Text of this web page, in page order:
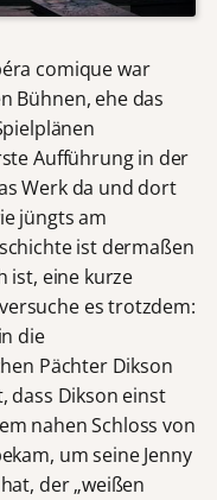
comique war
Bühnen, ehe das
Aufführung in der
Werk da und dort
jüngts am
ist dermaßen
ist, eine kurze
es trotzdem:
die
Pächter Dikson
dass Dikson einst
nahen Schloss von
um seine Jenny
der „weißen